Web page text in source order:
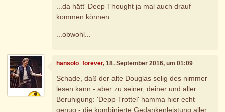
...da hätt' Deep Thought ja mal auch drauf
kommen können...
...obwohl...
hansolo_forever, 18. September 2016, um 01:09
Schade, daß der alte Douglas selig des nimmer
lesen kann - aber zu seiner, deiner und aller
Beruhigung: 'Depp Trottel' hamma hier echt
genug - die kombinierte Gedankenleistung aller